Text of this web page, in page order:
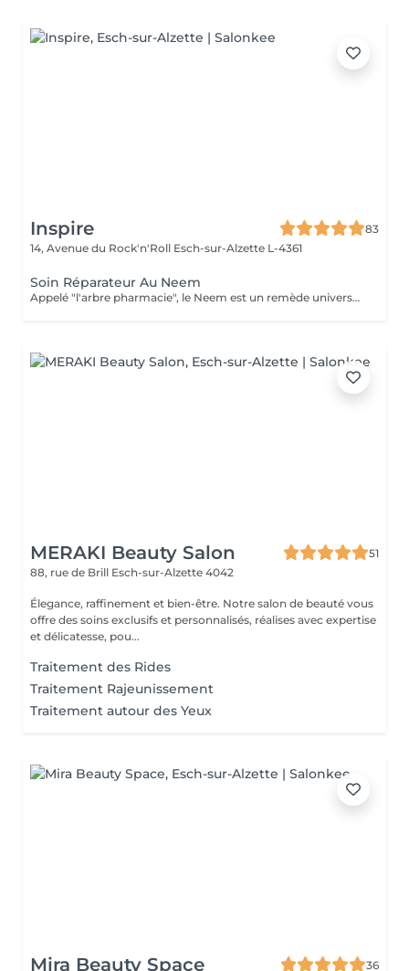
Inspire
83
14, Avenue du Rock'n'Roll Esch-sur-Alzette L-4361
Soin Réparateur Au Neem
Appelé "l'arbre pharmacie", le Neem est un remède universel en Inde. Profitez de ses bienfaits pour préserver la jeunesse de votre peau.
MERAKI Beauty Salon
51
88, rue de Brill Esch-sur-Alzette 4042
Élegance, raffinement et bien-être. Notre salon de beauté vous
offre des soins exclusifs et personnalisés, réalises avec expertise
et délicatesse, pou...
Traitement des Rides
Traitement Rajeunissement
Traitement autour des Yeux
Mira Beauty Space
36